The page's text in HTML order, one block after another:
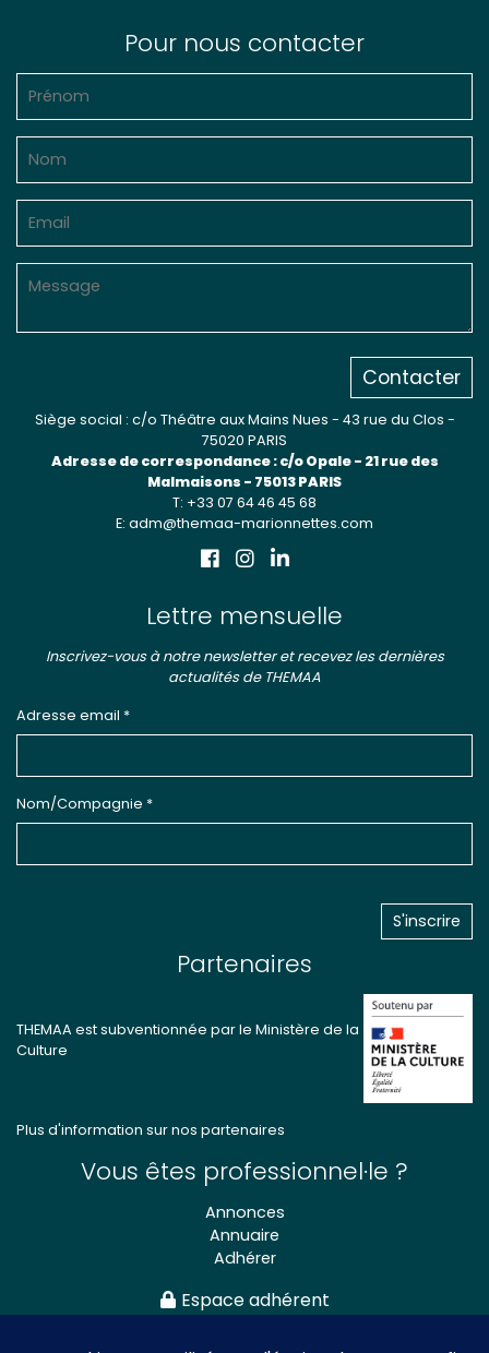
Pour nous contacter
Contacter
Siège social : c/o Théâtre aux Mains Nues - 43 rue du Clos -
75020 PARIS
Adresse de correspondance : c/o Opale - 21 rue des
Malmaisons - 75013 PARIS
T: +33 07 64 46 45 68
E: adm@themaa-marionnettes.com
Lettre mensuelle
Inscrivez-vous à notre newsletter et recevez les dernières
actualités de THEMAA
Adresse email *
Nom/Compagnie *
Partenaires
THEMAA est subventionnée par le Ministère de la
Culture
Plus d'information sur nos partenaires
Vous êtes professionnel·le ?
Annonces
Annuaire
Adhérer
Espace adhérent